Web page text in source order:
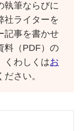
執筆ならびに
社ライターを
記事を書かせ
料（PDF）の
くわしくはお
さい。